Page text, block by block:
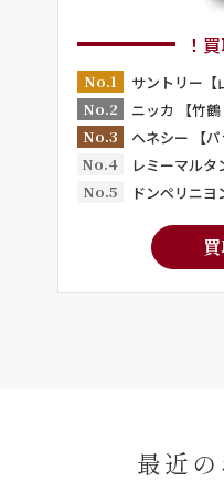
！
No.1
サントリー【
No.2
ニッカ 【竹鶴
No.3
ヘネシー 【パ
No.4
レミーマルタ
No.5
ドンペリニヨ
最近